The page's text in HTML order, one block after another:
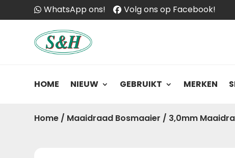
WhatsApp ons! Volg ons op Facebook!
HOME NIEUW GEBRUIKT MERKEN
Home / Maaidraad Bosmaaier / 3,0mm